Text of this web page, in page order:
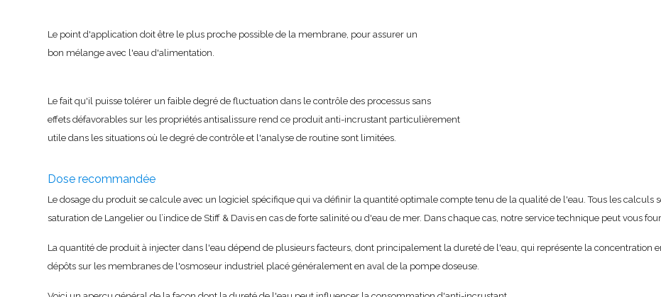
Le point d'application doit être le plus proche possible de la membrane, pour assurer un
bon mélange avec l'eau d'alimentation.
Le fait qu'il puisse tolérer un faible degré de fluctuation dans le contrôle des processus sans
effets défavorables sur les propriétés antisalissure rend ce produit anti-incrustant particulièrement
utile dans les situations où le degré de contrôle et l'analyse de routine sont limitées.
Dose recommandée
Le dosage du produit se calcule avec un logiciel spécifique qui va définir la quantité optimale compte tenu de la qualité de l'eau. Tous les calculs
saturation de Langelier ou l’indice de Stiff & Davis en cas de forte salinité ou d'eau de mer. Dans chaque cas, notre service technique peut vous
La quantité de produit à injecter dans l'eau dépend de plusieurs facteurs, dont principalement la dureté de l'eau, qui représente la
dépôts sur les membranes de l'osmoseur industriel placé généralement en aval de la pompe doseuse.